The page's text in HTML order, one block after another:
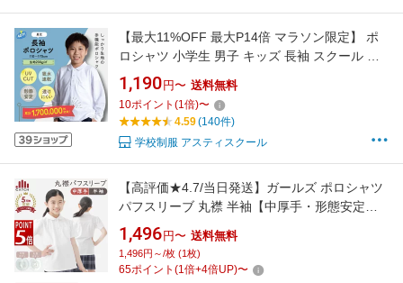
【最大11%OFF 最大P14倍 マラソン限定】 ポ
ロシャツ 小学生 男子 キッズ 長袖 スクール シ
ロ 白 シャツ 制服 通学 小学生 中学 高校 男児
男の子 子供 安い 小学校 通販 学生服 通学用 学
校用 スクールシャツ
1,190 円〜 送料無料
10ポイント (1倍)〜
4.59(140件)
学校制服 アスティスクール
【高評価★4.7/当日発送】ガールズ ポロシャツ
パフスリーブ 丸襟 半袖【中厚手・形態安定】
花ボタン 白 ノーアイロン 吸水速乾 スクール ポ
ロシャツ キッズ 女の子 子供 小学生 小学校 制
服 かわいい 入学 送料無料【毎日休まず発送→
1,496 円〜 送料無料
1,496円～/枚 (1枚)
65ポイント (1倍+4倍UP)〜